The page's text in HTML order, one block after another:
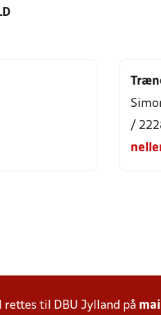
/
til DBU Jylland på mail